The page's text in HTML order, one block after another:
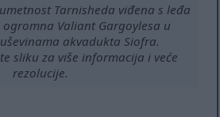
Tarnisheda viđena s leđa
Valiant Gargoylesa u
akvadukta Siofra.
sliku za više informacija i veće
rezolucije.